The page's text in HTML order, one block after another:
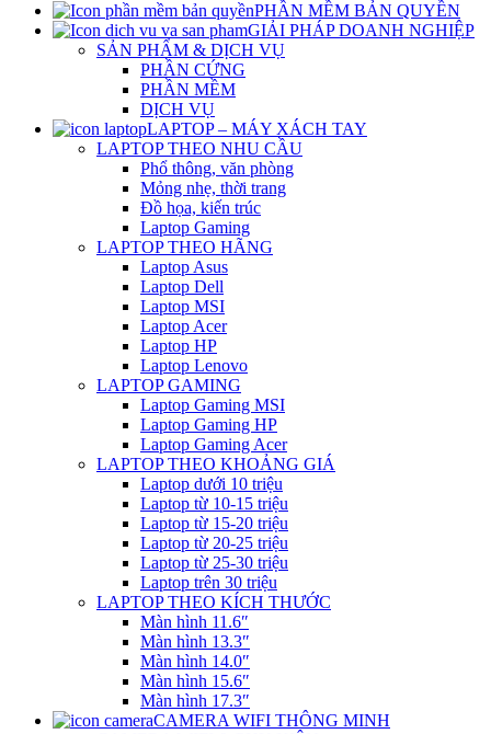
PHẦN MỀM BẢN QUYỀN
GIẢI PHÁP DOANH NGHIỆP
SẢN PHẨM & DỊCH VỤ
PHẦN CỨNG
PHẦN MỀM
DỊCH VỤ
LAPTOP – MÁY XÁCH TAY
LAPTOP THEO NHU CẦU
Phổ thông, văn phòng
Mỏng nhẹ, thời trang
Đồ họa, kiến trúc
Laptop Gaming
LAPTOP THEO HÃNG
Laptop Asus
Laptop Dell
Laptop MSI
Laptop Acer
Laptop HP
Laptop Lenovo
LAPTOP GAMING
Laptop Gaming MSI
Laptop Gaming HP
Laptop Gaming Acer
LAPTOP THEO KHOẢNG GIÁ
Laptop dưới 10 triệu
Laptop từ 10-15 triệu
Laptop từ 15-20 triệu
Laptop từ 20-25 triệu
Laptop từ 25-30 triệu
Laptop trên 30 triệu
LAPTOP THEO KÍCH THƯỚC
Màn hình 11.6″
Màn hình 13.3″
Màn hình 14.0″
Màn hình 15.6″
Màn hình 17.3″
CAMERA WIFI THÔNG MINH